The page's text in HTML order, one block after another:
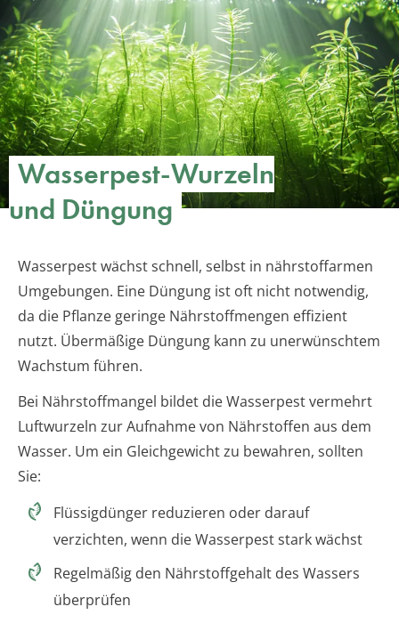
Wasserpest-Wurzeln
und Düngung
Wasserpest wächst schnell, selbst in nährstoffarmen
Umgebungen. Eine Düngung ist oft nicht notwendig,
da die Pflanze geringe Nährstoffmengen effizient
nutzt. Übermäßige Düngung kann zu unerwünschtem
Wachstum führen.
Bei Nährstoffmangel bildet die Wasserpest vermehrt
Luftwurzeln zur Aufnahme von Nährstoffen aus dem
Wasser. Um ein Gleichgewicht zu bewahren, sollten
Sie:
Flüssigdünger reduzieren oder darauf
verzichten, wenn die Wasserpest stark wächst
Regelmäßig den Nährstoffgehalt des Wassers
überprüfen